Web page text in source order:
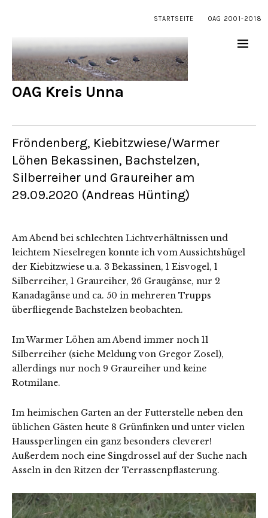
STARTSEITE OAG 2001-2018
OAG Kreis Unna
Fröndenberg, Kiebitzwiese/Warmer
Löhen Bekassinen, Bachstelzen,
Silberreiher und Graureiher am
29.09.2020 (Andreas Hünting)
Am Abend bei schlechten Lichtverhältnissen und
leichtem Nieselregen konnte ich vom Aussichtshügel
der Kiebitzwiese u.a. 3 Bekassinen, 1 Eisvogel, 1
Silberreiher, 1 Graureiher, 26 Graugänse, nur 2
Kanadagänse und ca. 50 in mehreren Trupps
überfliegende Bachstelzen beobachten.
Im Warmer Löhen am Abend immer noch 11
Silberreiher (siehe Meldung von Gregor Zosel),
allerdings nur noch 9 Graureiher und keine
Rotmilane.
Im heimischen Garten an der Futterstelle neben den
üblichen Gästen heute 8 Grünfinken und unter vielen
Haussperlingen ein ganz besonders cleverer!
Außerdem noch eine Singdrossel auf der Suche nach
Asseln in den Ritzen der Terrassenpflasterung.